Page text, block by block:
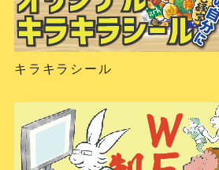
キラキラシール